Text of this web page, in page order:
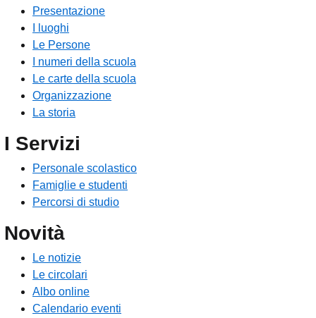
Presentazione
I luoghi
Le Persone
I numeri della scuola
Le carte della scuola
Organizzazione
La storia
I Servizi
Personale scolastico
Famiglie e studenti
Percorsi di studio
Novità
Le notizie
Le circolari
Albo online
Calendario eventi